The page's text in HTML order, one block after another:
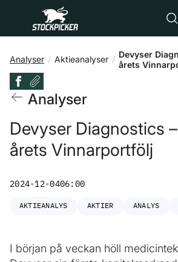
Gå till huvudinnehåll
Analyser Aktieanalyser
Devyser
årets
Analyser
Devyser Diagnostics
årets Vinnarportfölj
2024-12-0406:00
AKTIEANALYS AKTIER ANALYS
I början på veckan höll